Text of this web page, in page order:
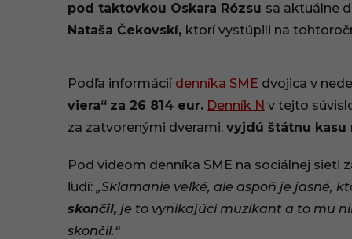
2
0
,
pod taktovkou Oskara Rózsu sa aktuálne
Nataša Čekovskí, ktorí vystúpili na
Podľa informácií denníka SME dvojica v
viera“ za 26 814 eur. Denník N v tejto
za zatvorenými dverami, vyjdú štátnu kasu
Pod videom denníka SME na sociálnej
ľudí: „Sklamanie veľké, ale aspoň je jasné,
skončil, je to vynikajúci muzikant a to mu
skončil.“